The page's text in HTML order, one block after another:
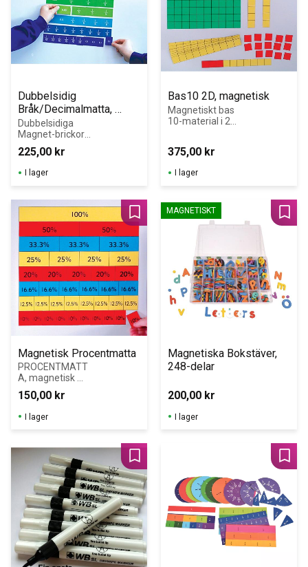
Dubbelsidig
Bråk/Decimalmatta,
magnetisk
Dubbelsidiga
Magnet-brickor
Bråk/Decimal
225,00 kr
I lager
Bas10 2D, magnetisk
Magnetiskt bas
10-material i 2D
375,00 kr
I lager
Magnetisk Procentmatta
PROCENTMATT
A, magnetisk
Illustrerar i
procent: 100, 50,
33,3, 25, 20,
16,6, 12,5, 10
150,00 kr
Lägg till i favoriter
I lager
Magnetiska Bokstäver,
248-delar
200,00 kr
MAGNETISKT
I lager
Lägg till i favoriter